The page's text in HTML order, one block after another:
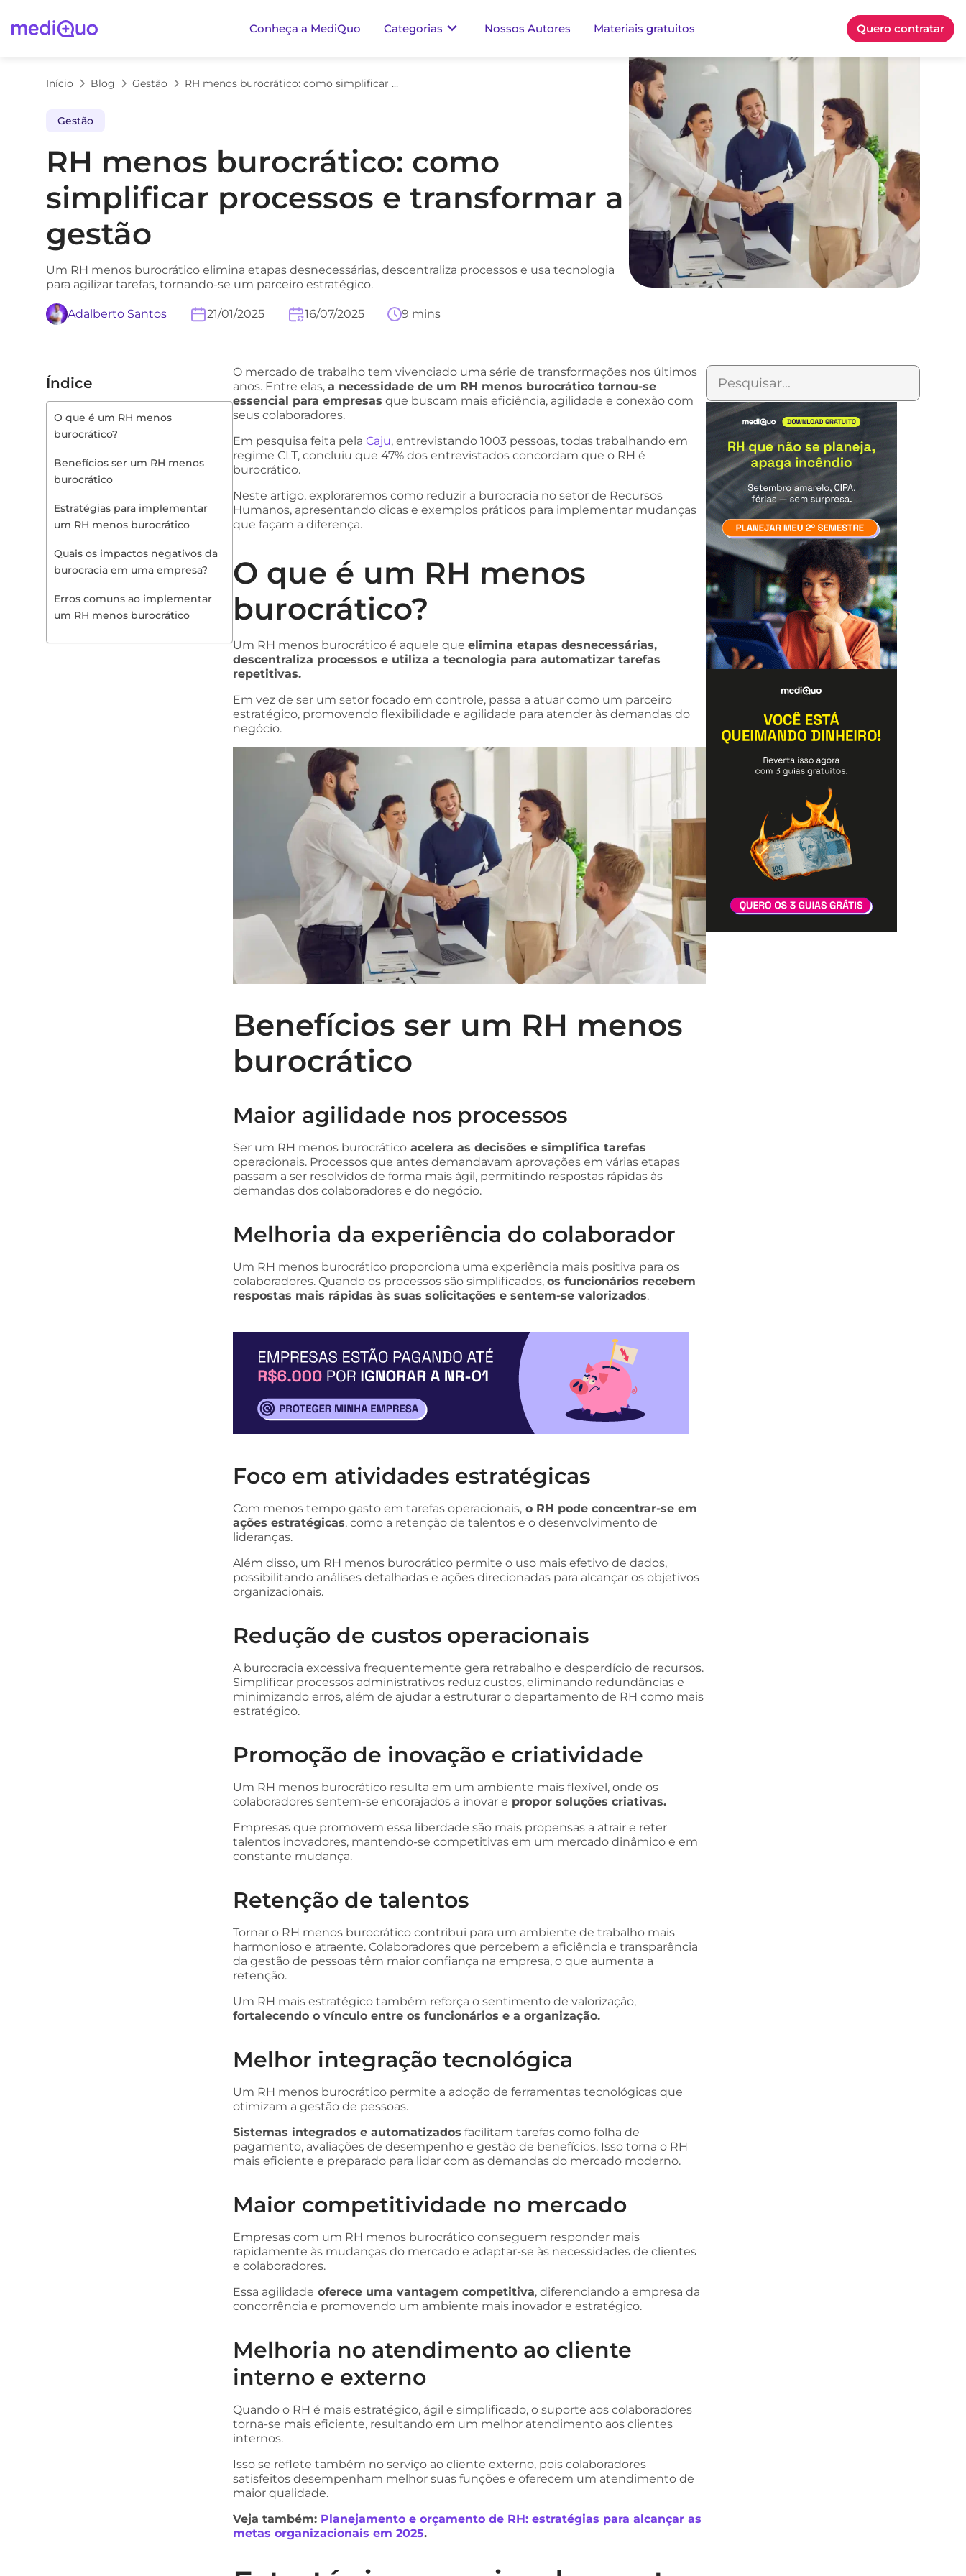
Conheça a MediQuo Categorias Nossos Autores Materiais gratuitos Quero contratar
Início Blog Gestão RH menos burocrático: como simplificar processos e transformar a gestão
Gestão
RH menos burocrático: como
simplificar processos e transformar a
gestão
Um RH menos burocrático elimina etapas desnecessárias, descentraliza processos e usa tecnologia
para agilizar tarefas, tornando-se um parceiro estratégico.
Adalberto Santos 21/01/2025 16/07/2025 9 mins
Índice
O que é um RH menos
burocrático?
Benefícios ser um RH menos
burocrático
Estratégias para implementar
um RH menos burocrático
Quais os impactos negativos da
burocracia em uma empresa?
Erros comuns ao implementar
um RH menos burocrático
O mercado de trabalho tem vivenciado uma série de transformações nos últimos
anos. Entre elas, a necessidade de um RH menos burocrático tornou-se
essencial para empresas que buscam mais eficiência, agilidade e conexão com
seus colaboradores.
Em pesquisa feita pela Caju, entrevistando 1003 pessoas, todas trabalhando em
regime CLT, concluiu que 47% dos entrevistados concordam que o RH é
burocrático.
Neste artigo, exploraremos como reduzir a burocracia no setor de Recursos
Humanos, apresentando dicas e exemplos práticos para implementar mudanças
que façam a diferença.
O que é um RH menos
burocrático?
Um RH menos burocrático é aquele que elimina etapas desnecessárias,
descentraliza processos e utiliza a tecnologia para automatizar tarefas
repetitivas.
Em vez de ser um setor focado em controle, passa a atuar como um parceiro
estratégico, promovendo flexibilidade e agilidade para atender às demandas do
negócio.
Benefícios ser um RH menos
burocrático
Maior agilidade nos processos
Ser um RH menos burocrático acelera as decisões e simplifica tarefas
operacionais. Processos que antes demandavam aprovações em várias etapas
passam a ser resolvidos de forma mais ágil, permitindo respostas rápidas às
demandas dos colaboradores e do negócio.
Melhoria da experiência do colaborador
Um RH menos burocrático proporciona uma experiência mais positiva para os
colaboradores. Quando os processos são simplificados, os funcionários recebem
respostas mais rápidas às suas solicitações e sentem-se valorizados.
Foco em atividades estratégicas
Com menos tempo gasto em tarefas operacionais, o RH pode concentrar-se em
ações estratégicas, como a retenção de talentos e o desenvolvimento de
lideranças.
Além disso, um RH menos burocrático permite o uso mais efetivo de dados,
possibilitando análises detalhadas e ações direcionadas para alcançar os objetivos
organizacionais.
Redução de custos operacionais
A burocracia excessiva frequentemente gera retrabalho e desperdício de recursos.
Simplificar processos administrativos reduz custos, eliminando redundâncias e
minimizando erros, além de ajudar a estruturar o departamento de RH como mais
estratégico.
Promoção de inovação e criatividade
Um RH menos burocrático resulta em um ambiente mais flexível, onde os
colaboradores sentem-se encorajados a inovar e propor soluções criativas.
Empresas que promovem essa liberdade são mais propensas a atrair e reter
talentos inovadores, mantendo-se competitivas em um mercado dinâmico e em
constante mudança.
Retenção de talentos
Tornar o RH menos burocrático contribui para um ambiente de trabalho mais
harmonioso e atraente. Colaboradores que percebem a eficiência e transparência
da gestão de pessoas têm maior confiança na empresa, o que aumenta a
retenção.
Um RH mais estratégico também reforça o sentimento de valorização,
fortalecendo o vínculo entre os funcionários e a organização.
Melhor integração tecnológica
Um RH menos burocrático permite a adoção de ferramentas tecnológicas que
otimizam a gestão de pessoas.
Sistemas integrados e automatizados facilitam tarefas como folha de
pagamento, avaliações de desempenho e gestão de benefícios. Isso torna o RH
mais eficiente e preparado para lidar com as demandas do mercado moderno.
Maior competitividade no mercado
Empresas com um RH menos burocrático conseguem responder mais
rapidamente às mudanças do mercado e adaptar-se às necessidades de clientes
e colaboradores.
Essa agilidade oferece uma vantagem competitiva, diferenciando a empresa da
concorrência e promovendo um ambiente mais inovador e estratégico.
Melhoria no atendimento ao cliente
interno e externo
Quando o RH é mais estratégico, ágil e simplificado, o suporte aos colaboradores
torna-se mais eficiente, resultando em um melhor atendimento aos clientes
internos.
Isso se reflete também no serviço ao cliente externo, pois colaboradores
satisfeitos desempenham melhor suas funções e oferecem um atendimento de
maior qualidade.
Veja também: Planejamento e orçamento de RH: estratégias para alcançar as
metas organizacionais em 2025.